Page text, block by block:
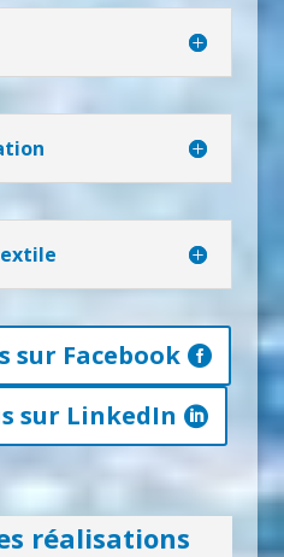
sur Facebook
sur LinkedIn
réalisations